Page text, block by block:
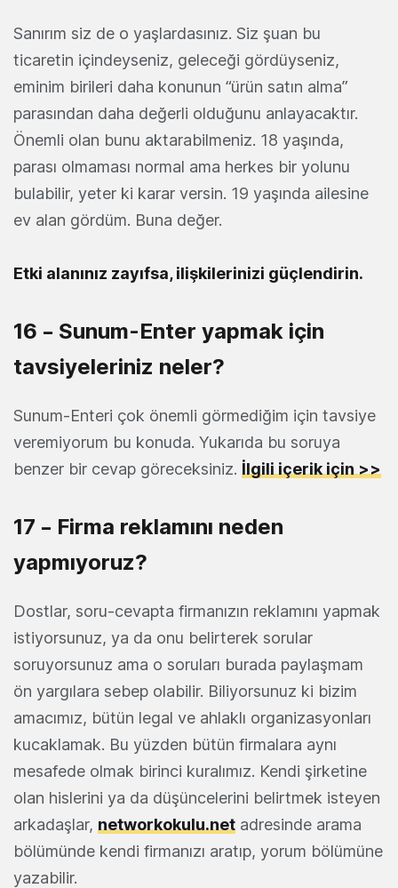
Sanırım siz de o yaşlardasınız. Siz şuan bu
ticaretin içindeyseniz, geleceği gördüyseniz,
eminim birileri daha konunun “ürün satın alma”
parasından daha değerli olduğunu anlayacaktır.
Önemli olan bunu aktarabilmeniz. 18 yaşında,
parası olmaması normal ama herkes bir yolunu
bulabilir, yeter ki karar versin. 19 yaşında ailesine
ev alan gördüm. Buna değer.
Etki alanınız zayıfsa, ilişkilerinizi güçlendirin.
16 – Sunum-Enter yapmak için
tavsiyeleriniz neler?
Sunum-Enteri çok önemli görmediğim için tavsiye
veremiyorum bu konuda. Yukarıda bu soruya
benzer bir cevap göreceksiniz. İlgili içerik için >>
17 – Firma reklamını neden
yapmıyoruz?
Dostlar, soru-cevapta firmanızın reklamını yapmak
istiyorsunuz, ya da onu belirterek sorular
soruyorsunuz ama o soruları burada paylaşmam
ön yargılara sebep olabilir. Biliyorsunuz ki bizim
amacımız, bütün legal ve ahlaklı organizasyonları
kucaklamak. Bu yüzden bütün firmalara aynı
mesafede olmak birinci kuralımız. Kendi şirketine
olan hislerini ya da düşüncelerini belirtmek isteyen
arkadaşlar, networkokulu.net adresinde arama
bölümünde kendi firmanızı aratıp, yorum bölümüne
yazabilir.